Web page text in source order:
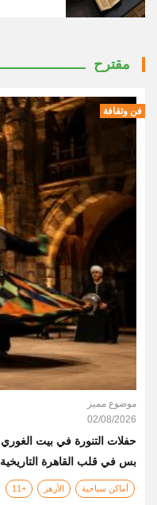
مقترح
فن وثقافة
موضوع مميز
02/08/2026
بس في قلب القاهرة التاريخية
أماكن سياحية الأزهر +11